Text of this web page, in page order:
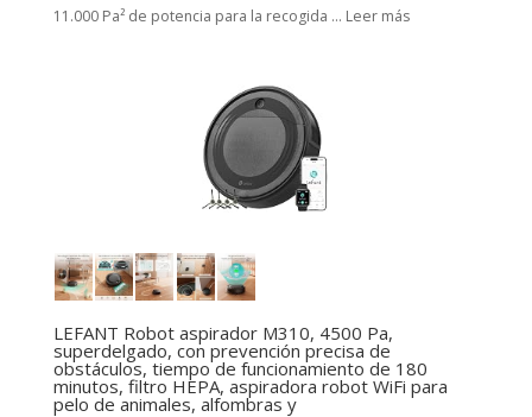
11.000 Pa² de potencia para la recogida ... Leer más
LEFANT Robot aspirador M310, 4500 Pa,
superdelgado, con prevención precisa de
obstáculos, tiempo de funcionamiento de 180
minutos, filtro HEPA, aspiradora robot WiFi para
pelo de animales, alfombras y